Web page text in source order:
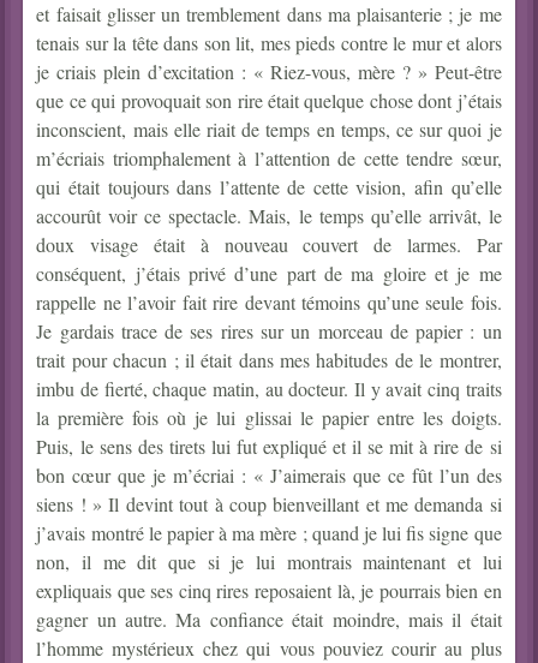
et faisait glisser un tremblement dans ma plaisanterie ; je me
tenais sur la tête dans son lit, mes pieds contre le mur et alors
je criais plein d’excitation : « Riez-vous, mère ? » Peut-être
que ce qui provoquait son rire était quelque chose dont j’étais
inconscient, mais elle riait de temps en temps, ce sur quoi je
m’écriais triomphalement à l’attention de cette tendre sœur,
qui était toujours dans l’attente de cette vision, afin qu’elle
accourût voir ce spectacle. Mais, le temps qu’elle arrivât, le
doux visage était à nouveau couvert de larmes. Par
conséquent, j’étais privé d’une part de ma gloire et je me
rappelle ne l’avoir fait rire devant témoins qu’une seule fois.
Je gardais trace de ses rires sur un morceau de papier : un
trait pour chacun ; il était dans mes habitudes de le montrer,
imbu de fierté, chaque matin, au docteur. Il y avait cinq traits
la première fois où je lui glissai le papier entre les doigts.
Puis, le sens des tirets lui fut expliqué et il se mit à rire de si
bon cœur que je m’écriai : « J’aimerais que ce fût l’un des
siens ! » Il devint tout à coup bienveillant et me demanda si
j’avais montré le papier à ma mère ; quand je lui fis signe que
non, il me dit que si je lui montrais maintenant et lui
expliquais que ses cinq rires reposaient là, je pourrais bien en
gagner un autre. Ma confiance était moindre, mais il était
l’homme mystérieux chez qui vous pouviez courir au plus